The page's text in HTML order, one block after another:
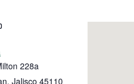
228a
, Jalisco 45110